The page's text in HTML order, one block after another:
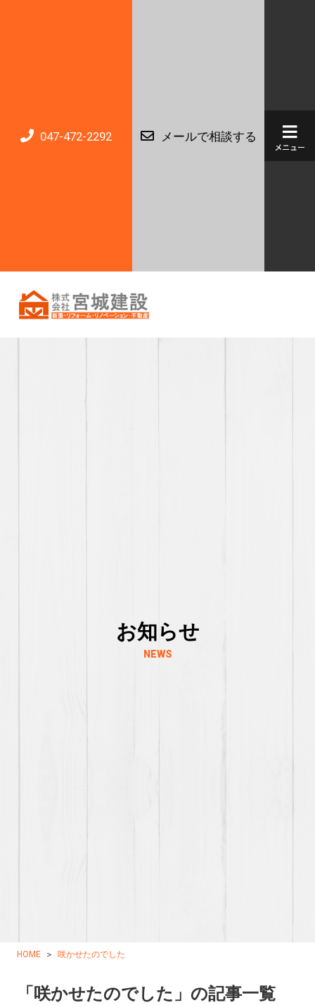
047-472-2292 メールで相談する
お知らせ
NEWS
HOME 咲かせたのでした
「咲かせたのでした」の記事一覧